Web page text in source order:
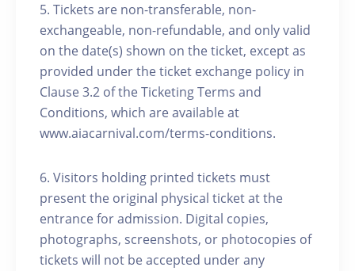
5. Tickets are non-transferable, non-
exchangeable, non-refundable, and only valid
on the date(s) shown on the ticket, except as
provided under the ticket exchange policy in
Clause 3.2 of the Ticketing Terms and
Conditions, which are available at
www.aiacarnival.com/terms-conditions.
6. Visitors holding printed tickets must
present the original physical ticket at the
entrance for admission. Digital copies,
photographs, screenshots, or photocopies of
tickets will not be accepted under any